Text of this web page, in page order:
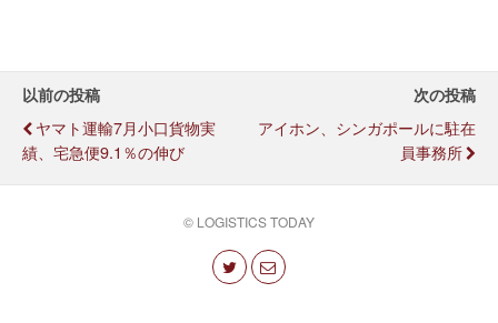
以前の投稿
ヤマト運輸7月小口貨物実
績、宅急便9.1％の伸び
次の投稿
アイホン、シンガポールに駐在
員事務所
© LOGISTICS TODAY